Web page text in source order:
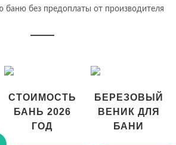
баню без предоплаты от производителя
СТОИМОСТЬ
БАНЬ 2026
ГОД
БЕРЕЗОВЫЙ
ВЕНИК ДЛЯ
БАНИ